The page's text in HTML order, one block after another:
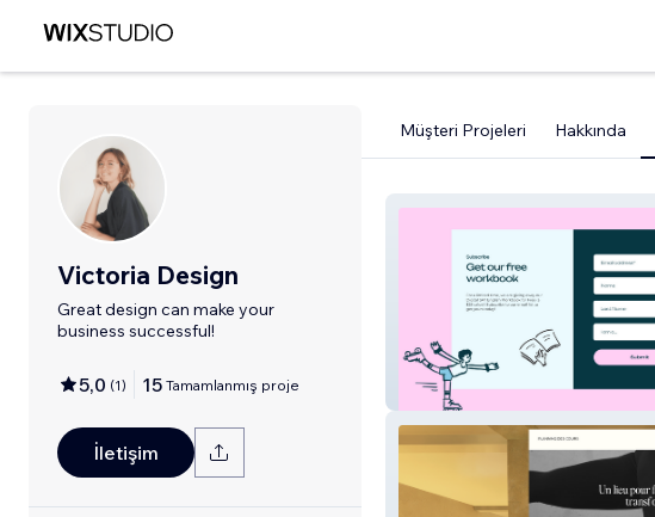
Victoria Design
Great design can make your
business successful!
5,0 (1) 15 Tamamlanmış proje
İletişim
Müşteri Projeleri Hakkında
Strategic Test Prep